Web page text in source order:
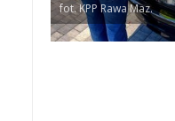
fot. KPP Rawa Maz.